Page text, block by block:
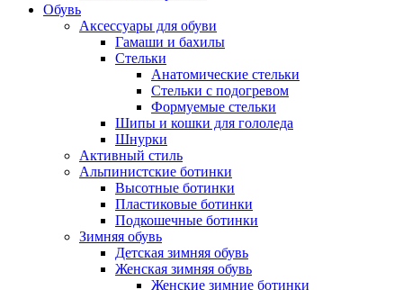
Обувь
Аксессуары для обуви
Гамаши и бахилы
Стельки
Анатомические стельки
Стельки с подогревом
Формуемые стельки
Шипы и кошки для гололеда
Шнурки
Активный стиль
Альпинистские ботинки
Высотные ботинки
Пластиковые ботинки
Подкошечные ботинки
Зимняя обувь
Детская зимняя обувь
Женская зимняя обувь
Женские зимние ботинки